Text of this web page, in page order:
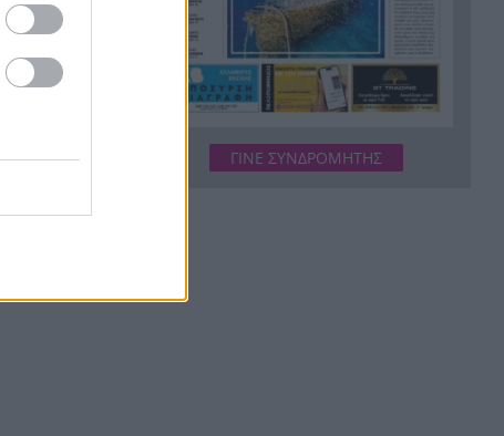
15:08
Η Τουρκία πατά «φρένο» στα
πλοία για τη Μαύρη Θάλασσα
– Συναγερμός για πετρέλαιο
και σιτηρά
άξονα Τουρκίας–Σ. Αραβίας–
Πακιστάν: «Αλλάζει η
ΓΙΝΕ ΣΥΝΔΡΟΜΗΤΗΣ